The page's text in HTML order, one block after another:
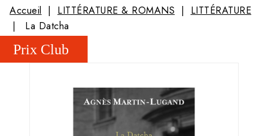
Accueil LITTÉRATURE & ROMANS
LITTÉRATURE
La Datcha